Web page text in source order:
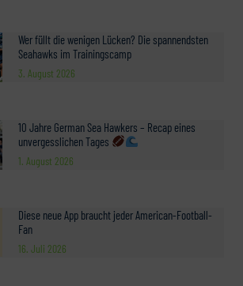
Wer füllt die wenigen Lücken? Die spannendsten
Seahawks im Trainingscamp
3. August 2026
10 Jahre German Sea Hawkers – Recap eines
unvergesslichen Tages
1. August 2026
Diese neue App braucht jeder American-Football-
Fan
16. Juli 2026